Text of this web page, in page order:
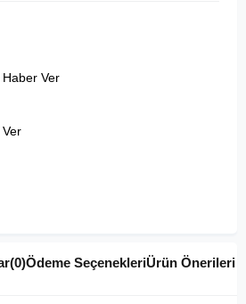
Ver
(0)Ödeme SeçenekleriÜrün Önerileri